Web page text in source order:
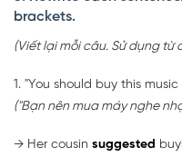
brackets.
(Viết lại mỗi câu. Sử dụng từ
1. "You should buy this
("Bạn nên mua máy nghe
→ Her cousin suggested